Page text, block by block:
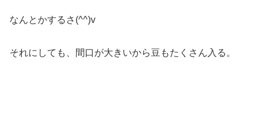
なんとかするさ(^^)v
それにしても、間口が大きいから豆もたくさん入る。